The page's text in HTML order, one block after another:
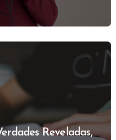
Reveladas,